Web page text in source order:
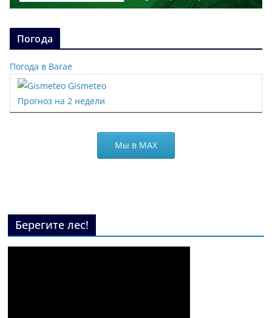
Погода
Погода в Вагае
Gismeteo
Прогноз на 2 недели
Мы в МАХ
Берегите лес!